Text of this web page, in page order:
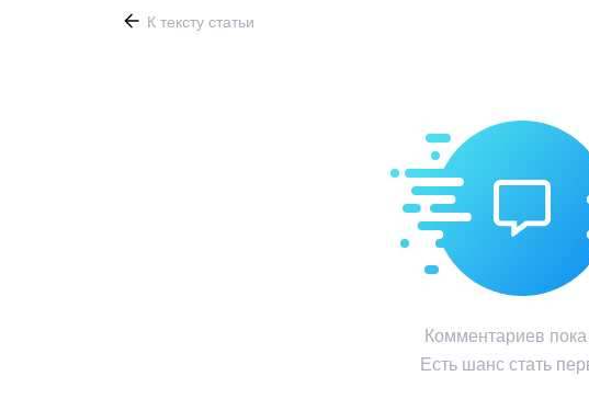
К тексту статьи
Комментариев пока
Есть шанс стать